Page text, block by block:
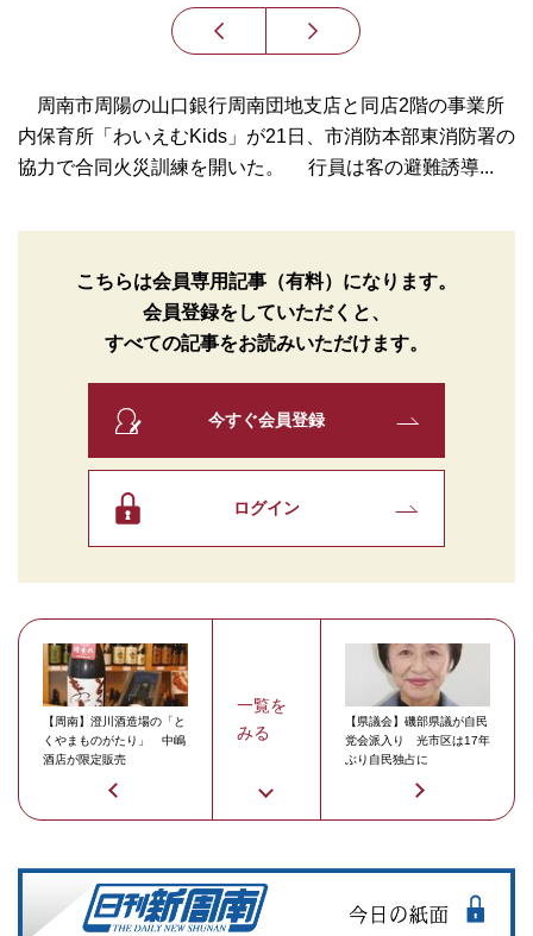
周南市周陽の山口銀行周南団地支店と同店2階の事業所
内保育所「わいえむKids」が21日、市消防本部東消防署の
協力で合同火災訓練を開いた。 行員は客の避難誘導...
こちらは会員専用記事（有料）になります。
会員登録をしていただくと、
すべての記事をお読みいただけます。
今すぐ会員登録
ログイン
【周南】澄川酒造場の「と
くやまものがたり」 中嶋
酒店が限定販売
一覧を
みる
【県議会】磯部県議が自民
党会派入り 光市区は17年
ぶり自民独占に